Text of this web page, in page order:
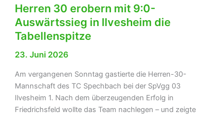
Herren 30 erobern mit 9:0-
Auswärtssieg in Ilvesheim die
Tabellenspitze
23. Juni 2026
Am vergangenen Sonntag gastierte die Herren-30-
Mannschaft des TC Spechbach bei der SpVgg 03
Ilvesheim 1. Nach dem überzeugenden Erfolg in
Friedrichsfeld wollte das Team nachlegen – und zeigte